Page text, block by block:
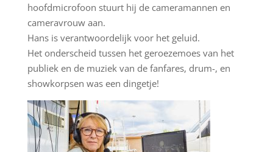
hoofdmicrofoon stuurt hij de cameramannen en
cameravrouw aan.
Hans is verantwoordelijk voor het geluid.
Het onderscheid tussen het geroezemoes van het
publiek en de muziek van de fanfares, drum-, en
showkorpsen was een dingetje!